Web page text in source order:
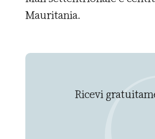
Mauritania.
Ricevi